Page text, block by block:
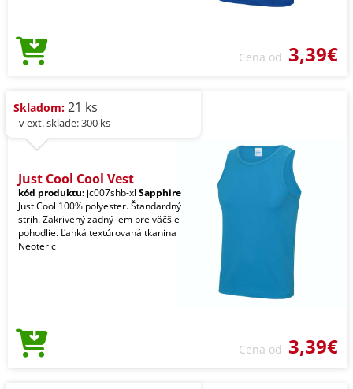
Cena od 3,39€
Skladom: 21 ks
- v ext. sklade: 300 ks
Just Cool Cool Vest
kód produktu: jc007shb-xl Sapphire
Just Cool 100% polyester. Štandardný
strih. Zakrivený zadný lem pre väčšie
pohodlie. Ľahká textúrovaná tkanina
Neoteric
Cena od 3,39€